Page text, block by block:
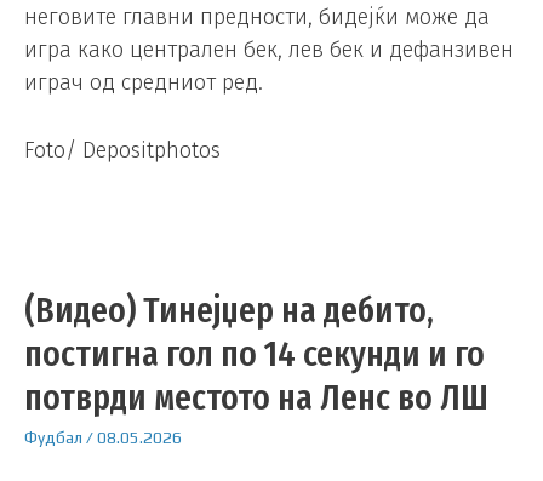
неговите главни предности, бидејќи може да
игра како централен бек, лев бек и дефанзивен
играч од средниот ред.
Foto/ Depositphotos
(Видео) Тинејџер на дебито,
постигна гол по 14 секунди и го
потврди местото на Ленс во ЛШ
Фудбал /08.05.2026